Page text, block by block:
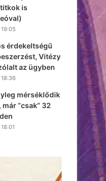
is
érdekeltségű
Vitézy
az ügyben
mérséklődik
“csak” 32